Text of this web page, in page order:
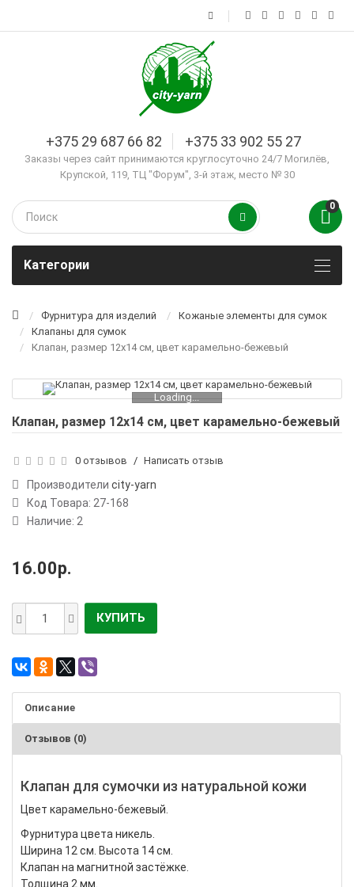
+375 29 687 66 82 +375 33 902 55 27
Заказы через сайт принимаются круглосуточно 24/7 Могилёв,
Крупской, 119, ТЦ "Форум", 3-й этаж, место № 30
0
Kатегории
Фурнитура для изделий
Кожаные элементы для сумок
Клапаны для сумок
Клапан, размер 12х14 см, цвет карамельно-бежевый
Loading...
Клапан, размер 12х14 см, цвет карамельно-бежевый
0 отзывов / Написать отзыв
Производители city-yarn
Код Товара: 27-168
Наличие: 2
16.00р.
КУПИТЬ
Описание
Отзывов (0)
Клапан для сумочки из натуральной кожи
Цвет карамельно-бежевый.
Фурнитура цвета никель.
Ширина 12 см. Высота 14 см.
Клапан на магнитной застёжке.
Толщина 2 мм.